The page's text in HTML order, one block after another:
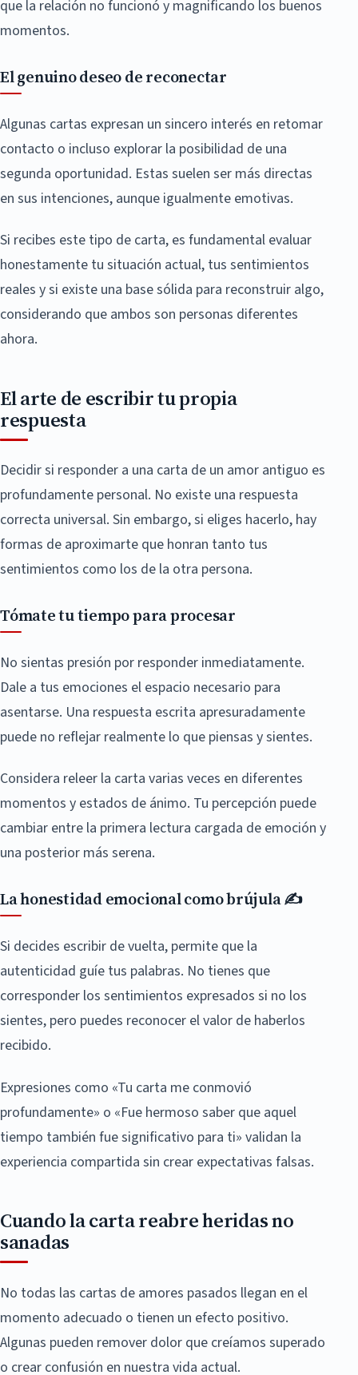
que la relación no funcionó y magnificando los buenos
momentos.
El genuino deseo de reconectar
Algunas cartas expresan un sincero interés en retomar
contacto o incluso explorar la posibilidad de una
segunda oportunidad. Estas suelen ser más directas
en sus intenciones, aunque igualmente emotivas.
Si recibes este tipo de carta, es fundamental evaluar
honestamente tu situación actual, tus sentimientos
reales y si existe una base sólida para reconstruir algo,
considerando que ambos son personas diferentes
ahora.
El arte de escribir tu propia
respuesta
Decidir si responder a una carta de un amor antiguo es
profundamente personal. No existe una respuesta
correcta universal. Sin embargo, si eliges hacerlo, hay
formas de aproximarte que honran tanto tus
sentimientos como los de la otra persona.
Tómate tu tiempo para procesar
No sientas presión por responder inmediatamente.
Dale a tus emociones el espacio necesario para
asentarse. Una respuesta escrita apresuradamente
puede no reflejar realmente lo que piensas y sientes.
Considera releer la carta varias veces en diferentes
momentos y estados de ánimo. Tu percepción puede
cambiar entre la primera lectura cargada de emoción y
una posterior más serena.
La honestidad emocional como brújula ✍️
Si decides escribir de vuelta, permite que la
autenticidad guíe tus palabras. No tienes que
corresponder los sentimientos expresados si no los
sientes, pero puedes reconocer el valor de haberlos
recibido.
Expresiones como «Tu carta me conmovió
profundamente» o «Fue hermoso saber que aquel
tiempo también fue significativo para ti» validan la
experiencia compartida sin crear expectativas falsas.
Cuando la carta reabre heridas no
sanadas
No todas las cartas de amores pasados llegan en el
momento adecuado o tienen un efecto positivo.
Algunas pueden remover dolor que creíamos superado
o crear confusión en nuestra vida actual.